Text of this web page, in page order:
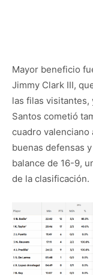
Mayor beneficio
Jimmy Clark III,
las filas visitantes,
Santos cometió
cuadro valenciano
buenas defensas
balance de 16-9,
de la clasificación.